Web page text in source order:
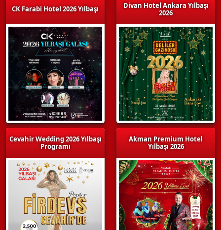
CK Farabi Hotel 2026 Yılbaşı
Cevahir Wedding 2026 Yılbaşı
Programı
Divan Hotel Ankara Yılbaşı
2026
Akman Premium Hotel
Yılbaşı 2026